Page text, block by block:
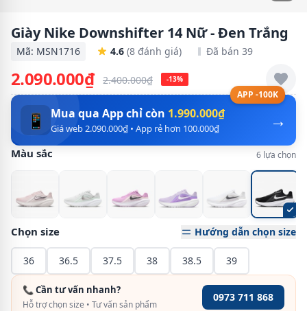
Giày Nike Downshifter 14 Nữ - Đen Trắng
Mã: MSN1716 4.6 (8 đánh giá) Đã bán 39
2.090.000₫ 2.400.000₫ -13%
APP -100K
→
📱 Mua qua App chỉ còn 1.990.000₫
Giá web 2.090.000₫ • App rẻ hơn 100.000₫
Màu sắc 6 lựa chọn
Chọn size Hướng dẫn chọn size
36 36.5 37.5 38 38.5 39
📞 Cần tư vấn nhanh?
Hỗ trợ chọn size • Tư vấn sản phẩm
0973 711 868